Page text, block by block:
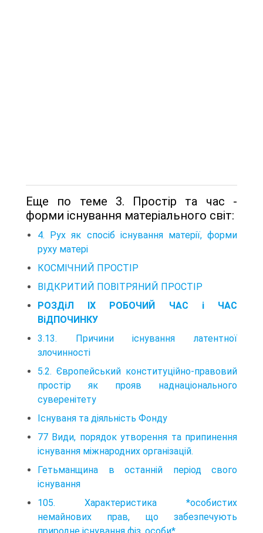
Еще по теме 3. Простір та час -
форми існування матеріального світ:
4. Рух як спосіб існування матерії, форми
руху матері
КОСМІЧНИЙ ПРОСТІР
ВІДКРИТИЙ ПОВІТРЯНИЙ ПРОСТІР
РОЗДiЛ IX РОБОЧИЙ ЧАС i ЧАС
ВiДПОЧИНКУ
3.13. Причини існування латентної
злочинності
5.2. Європейський конституційно-правовий
простір як прояв наднаціонального
суверенітету
Існуваня та діяльність Фонду
77 Види, порядок утворення та припинення
існування міжнародних організацій.
Гетьманщина в останній період свого
існування
105. Характеристика *особистих
немайнових прав, що забезпечують